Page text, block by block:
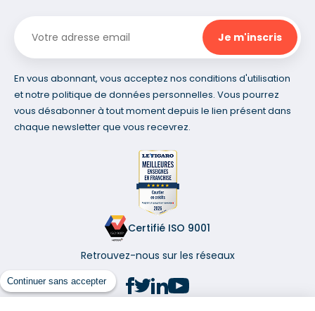
Continuer sans accepter
En vous abonnant, vous acceptez nos conditions d'utilisation
et notre politique de données personnelles. Vous pourrez
vous désabonner à tout moment depuis le lien présent dans
chaque newsletter que vous recevrez.
Certifié ISO 9001
Retrouvez-nous sur les réseaux